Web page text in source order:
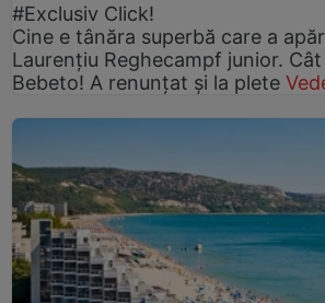
#Exclusiv Click!
Cine e tânăra superbă care a
Laurențiu Reghecampf junior.
Bebeto! A renunțat și la plete